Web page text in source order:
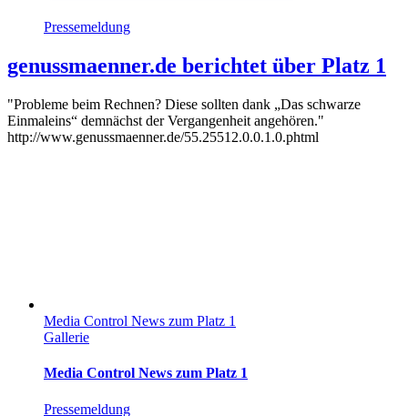
Pressemeldung
genussmaenner.de berichtet über Platz 1
"Probleme beim Rechnen? Diese sollten dank „Das schwarze
Einmaleins“ demnächst der Vergangenheit angehören."
http://www.genussmaenner.de/55.25512.0.0.1.0.phtml
Media Control News zum Platz 1
Gallerie
Media Control News zum Platz 1
Pressemeldung